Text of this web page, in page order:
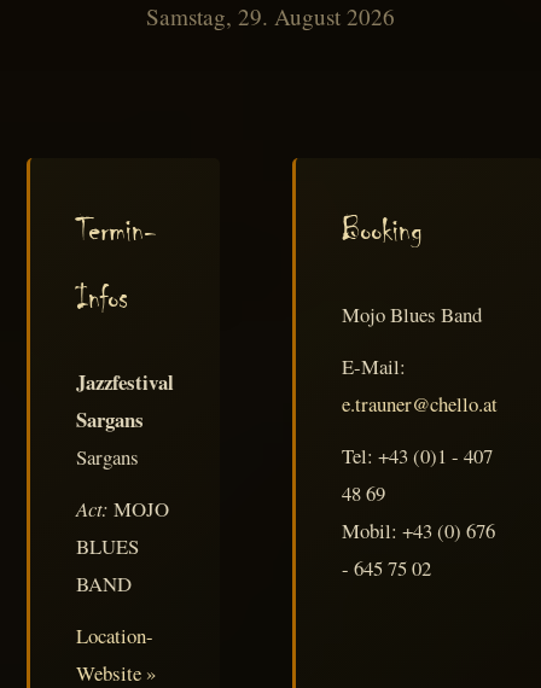
Samstag, 29. August 2026
Termin-
Infos
Jazzfestival
Sargans
Sargans
Act: MOJO
BLUES
BAND
Location-
Website »
Booking
Mojo Blues Band
E-Mail:
e.trauner@chello.at
Tel: +43 (0)1 - 407
48 69
Mobil: +43 (0) 676
- 645 75 02